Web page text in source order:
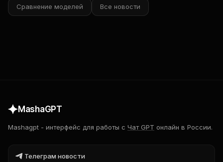
Сравнение моделей Все новости
MashaGPT
Mashagpt - интерфейс для работы с Чат GPT онлайн в России.
Телеграм новости